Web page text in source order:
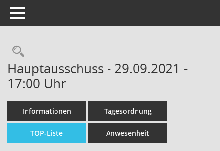
Toggle navigation
Hauptausschuss - 29.09.2021 -
17:00 Uhr
Informationen Tagesordnung
TOP-Liste Anwesenheit